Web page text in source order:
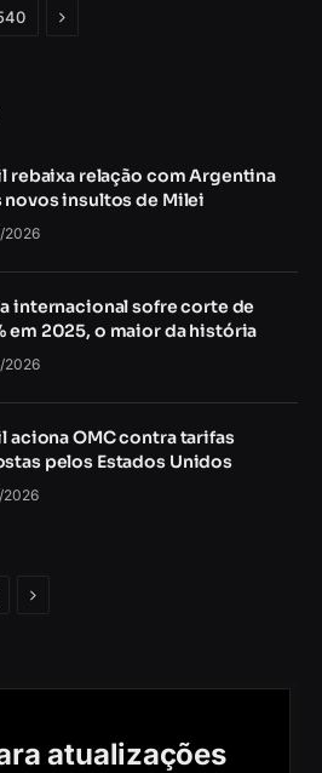
Próximo
rebaixa relação com Argentina
novos insultos de Milei
2026
internacional sofre corte de
em 2025, o maior da história
2026
aciona OMC contra tarifas
pelos Estados Unidos
2026
Próximo
atualizações